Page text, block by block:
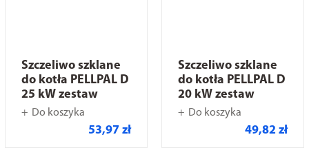
Szczeliwo szklane
do kotła PELLPAL D
25 kW zestaw
Do koszyka
53,97 zł
Szczeliwo szklane
do kotła PELLPAL D
20 kW zestaw
Do koszyka
49,82 zł